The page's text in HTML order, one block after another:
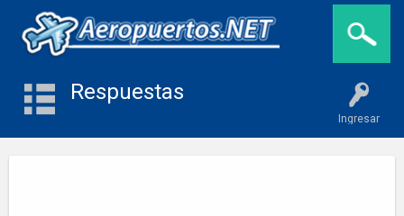
Ingresar
Respuestas